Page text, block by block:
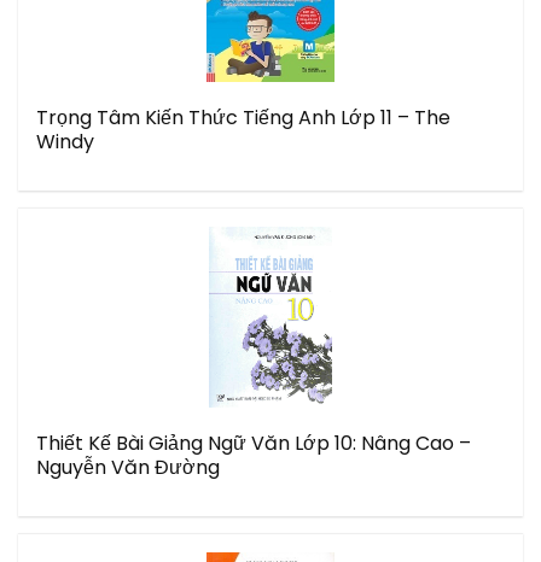
Trọng Tâm Kiến Thức Tiếng Anh Lớp 11 – The
Windy
Thiết Kế Bài Giảng Ngữ Văn Lớp 10: Nâng Cao –
Nguyễn Văn Đường